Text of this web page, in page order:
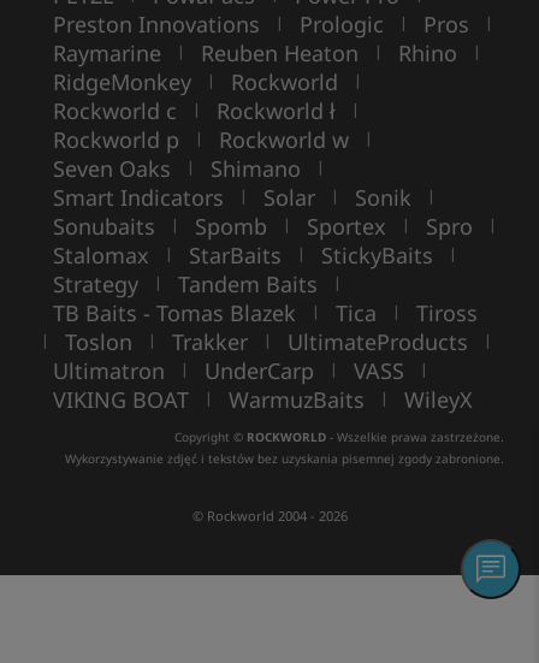
Preston Innovations | Prologic | Pros |
Raymarine | Reuben Heaton | Rhino |
RidgeMonkey | Rockworld |
Rockworld c | Rockworld ł |
Rockworld p | Rockworld w |
Seven Oaks | Shimano |
Smart Indicators | Solar | Sonik |
Sonubaits | Spomb | Sportex | Spro |
Stalomax | StarBaits | StickyBaits |
Strategy | Tandem Baits |
TB Baits - Tomas Blazek | Tica | Tiross
| Toslon | Trakker | UltimateProducts |
Ultimatron | UnderCarp | VASS |
VIKING BOAT | WarmuzBaits | WileyX
Copyright © ROCKWORLD - Wszelkie prawa zastrzeżone.
Wykorzystywanie zdjęć i tekstów bez uzyskania pisemnej zgody zabronione.
© Rockworld 2004 - 2026